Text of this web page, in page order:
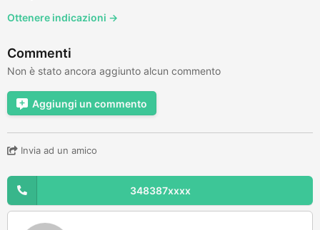
Ottenere indicazioni →
Commenti
Non è stato ancora aggiunto alcun commento
Aggiungi un commento
Invia ad un amico
348387xxxx